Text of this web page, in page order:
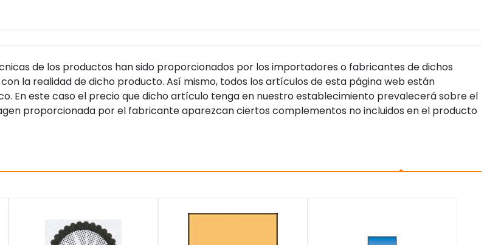
de los productos han sido proporcionados por los importadores o fabricantes de dichos
la realidad de dicho producto. Así mismo, todos los artículos de esta página web están
En este caso el precio que dicho artículo tenga en nuestro establecimiento prevalecerá sobre el
proporcionada por el fabricante aparezcan ciertos complementos no incluidos en el producto